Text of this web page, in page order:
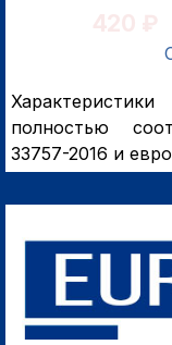
полностью
33757-2016 и